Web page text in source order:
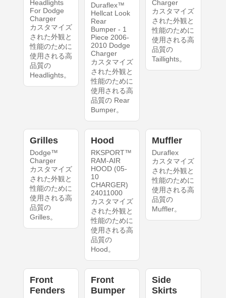
Headlights
For Dodge
Charger
カスタマイズ
された外観と
性能のために
使用される高
品質の
Headlights。
Duraflex™
Hellcat Look
Rear
Bumper - 1
Piece 2006-
2010 Dodge
Charger
カスタマイズ
された外観と
性能のために
使用される高
品質の Rear
Bumper。
Charger
カスタマイズ
された外観と
性能のために
使用される高
品質の
Taillights。
Grilles
Dodge™
Charger
カスタマイズ
された外観と
性能のために
使用される高
品質の
Grilles。
Hood
RKSPORT™
RAM-AIR
HOOD (05-
10
CHARGER)
24011000
カスタマイズ
された外観と
性能のために
使用される高
品質の
Hood。
Muffler
Duraflex
カスタマイズ
された外観と
性能のために
使用される高
品質の
Muffler。
Front
Fenders
Front
Bumper
Side
Skirts